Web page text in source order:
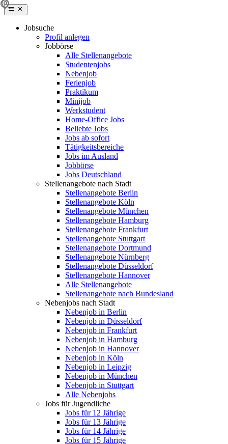
Jobsuche
Profil anlegen
Jobbörse
Alle Stellenangebote
Studentenjobs
Nebenjob
Ferienjob
Praktikum
Minijob
Werkstudent
Home-Office Jobs
Beliebte Jobs
Jobs ab sofort
Tätigkeitsbereiche
Jobs im Ausland
Jobbörse
Jobs Deutschland
Stellenangebote nach Stadt
Stellenangebote Berlin
Stellenangebote Köln
Stellenangebote München
Stellenangebote Hamburg
Stellenangebote Frankfurt
Stellenangebote Stuttgart
Stellenangebote Dortmund
Stellenangebote Nürnberg
Stellenangebote Düsseldorf
Stellenangebote Hannover
Alle Stellenangebote
Stellenangebote nach Bundesland
Nebenjobs nach Stadt
Nebenjob in Berlin
Nebenjob in Düsseldorf
Nebenjob in Frankfurt
Nebenjob in Hamburg
Nebenjob in Hannover
Nebenjob in Köln
Nebenjob in Leipzig
Nebenjob in München
Nebenjob in Stuttgart
Alle Nebenjobs
Jobs für Jugendliche
Jobs für 12 Jährige
Jobs für 13 Jährige
Jobs für 14 Jährige
Jobs für 15 Jährige